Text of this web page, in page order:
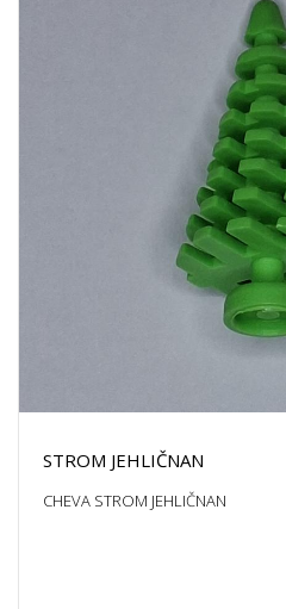
STROM JEHLIČNAN
CHEVA STROM JEHLIČNAN